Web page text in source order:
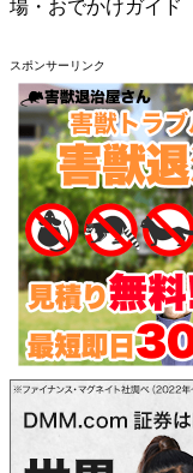
場・おでかけガイド
スポンサーリンク